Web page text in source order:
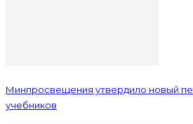
Минпросвещения утвердило новый
учебников